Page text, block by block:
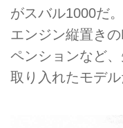
がスバル1000だ
エンジン縦置き
ペンションなど
取り入れたモデル